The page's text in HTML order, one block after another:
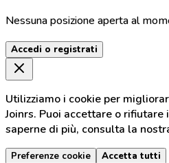
Nessuna posizione aperta al
Accedi o registrati
Utilizziamo i cookie per
Joinrs. Puoi accettare o rifiutare
saperne di più, consulta la
Preferenze cookie Accetta tutti